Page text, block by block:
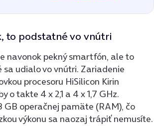
to podstatné vo vnútri
navonok pekný smartfón, ale to
udialo vo vnútri. Zariadenie
procesoru HiSilicon Kirin
o takte 4 x 2,1 a 4 x 1,7 GHz.
GB operačnej pamäte (RAM), čo
výkonu sa naozaj trápiť nemusíte.